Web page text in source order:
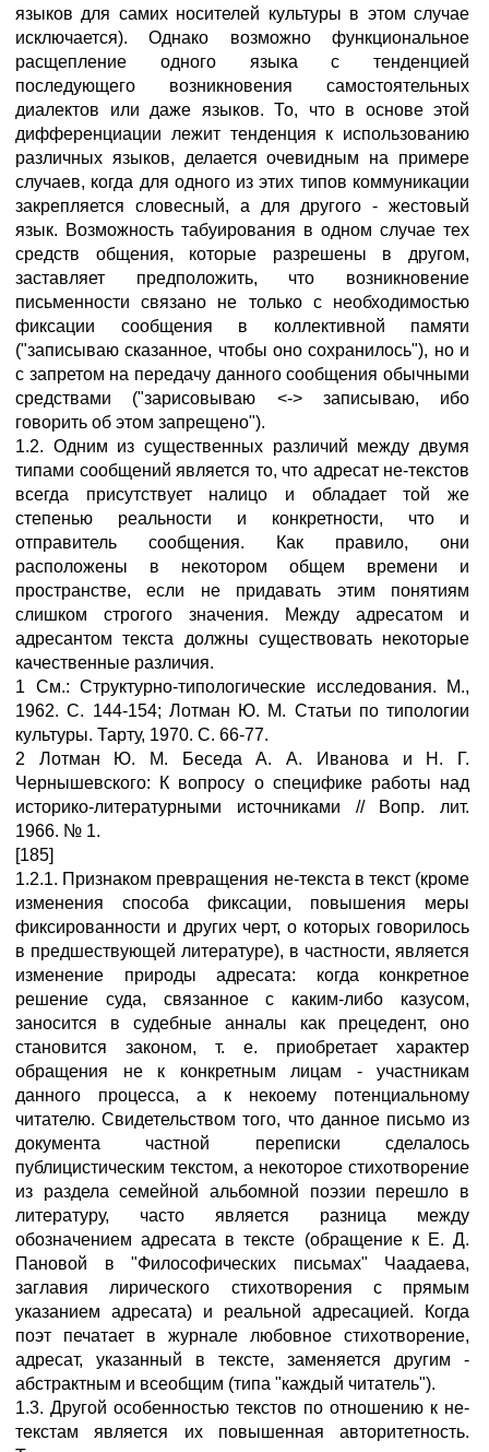
языков для самих носителей культуры в этом случае
исключается). Однако возможно функциональное
расщепление одного языка с тенденцией
последующего возникновения самостоятельных
диалектов или даже языков. То, что в основе этой
дифференциации лежит тенденция к использованию
различных языков, делается очевидным на примере
случаев, когда для одного из этих типов коммуникации
закрепляется словесный, а для другого - жестовый
язык. Возможность табуирования в одном случае тех
средств общения, которые разрешены в другом,
заставляет предположить, что возникновение
письменности связано не только с необходимостью
фиксации сообщения в коллективной памяти
("записываю сказанное, чтобы оно сохранилось"), но и
с запретом на передачу данного сообщения обычными
средствами ("зарисовываю <-> записываю, ибо
говорить об этом запрещено").
1.2. Одним из существенных различий между двумя
типами сообщений является то, что адресат не-текстов
всегда присутствует налицо и обладает той же
степенью реальности и конкретности, что и
отправитель сообщения. Как правило, они
расположены в некотором общем времени и
пространстве, если не придавать этим понятиям
слишком строгого значения. Между адресатом и
адресантом текста должны существовать некоторые
качественные различия.
1 См.: Структурно-типологические исследования. М.,
1962. С. 144-154; Лотман Ю. М. Статьи по типологии
культуры. Тарту, 1970. С. 66-77.
2 Лотман Ю. М. Беседа А. А. Иванова и Н. Г.
Чернышевского: К вопросу о специфике работы над
историко-литературными источниками // Вопр. лит.
1966. № 1.
[185]
1.2.1. Признаком превращения не-текста в текст (кроме
изменения способа фиксации, повышения меры
фиксированности и других черт, о которых говорилось
в предшествующей литературе), в частности, является
изменение природы адресата: когда конкретное
решение суда, связанное с каким-либо казусом,
заносится в судебные анналы как прецедент, оно
становится законом, т. е. приобретает характер
обращения не к конкретным лицам - участникам
данного процесса, а к некоему потенциальному
читателю. Свидетельством того, что данное письмо из
документа частной переписки сделалось
публицистическим текстом, а некоторое стихотворение
из раздела семейной альбомной поэзии перешло в
литературу, часто является разница между
обозначением адресата в тексте (обращение к Е. Д.
Пановой в "Философических письмах" Чаадаева,
заглавия лирического стихотворения с прямым
указанием адресата) и реальной адресацией. Когда
поэт печатает в журнале любовное стихотворение,
адресат, указанный в тексте, заменяется другим -
абстрактным и всеобщим (типа "каждый читатель").
1.3. Другой особенностью текстов по отношению к не-
текстам является их повышенная авторитетность.